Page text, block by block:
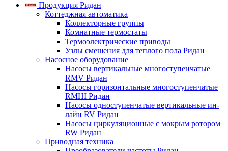
Продукция Ридан
Коттеджная автоматика
Коллекторные группы
Комнатные термостаты
Термоэлектрические приводы
Узлы смешения для теплого пола Ридан
Насосное оборудование
Насосы вертикальные многоступенчатые
RMV Ридан
Насосы горизонтальные многоступенчатые
RMHI Ридан
Насосы одноступенчатые вертикальные ин-
лайн RV Ридан
Насосы циркуляционные с мокрым ротором
RW Ридан
Приводная техника